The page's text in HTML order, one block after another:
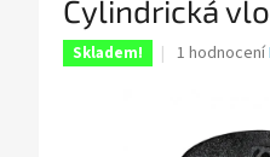
Cylindrická
Skladem!
Průměrné
5,0
1 hodnocení